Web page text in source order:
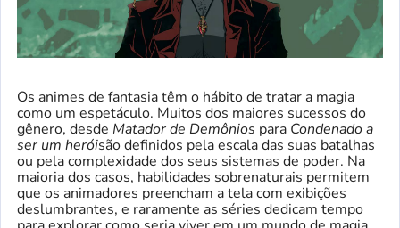
Os animes de fantasia têm o hábito de tratar a magia
como um espetáculo. Muitos dos maiores sucessos do
gênero, desde Matador de Demônios para Condenado a
ser um heróisão definidos pela escala das suas batalhas
ou pela complexidade dos seus sistemas de poder. Na
maioria dos casos, habilidades sobrenaturais permitem
que os animadores preencham a tela com exibições
deslumbrantes, e raramente as séries dedicam tempo